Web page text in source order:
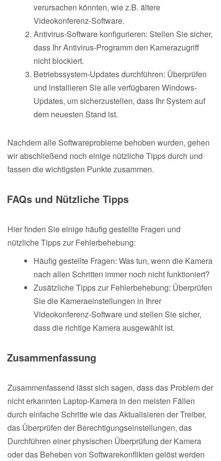
verursachen könnten, wie z.B. ältere
Videokonferenz-Software.
Antivirus-Software konfigurieren: Stellen Sie sicher,
dass Ihr Antivirus-Programm den Kamerazugriff
nicht blockiert.
Betriebssystem-Updates durchführen: Überprüfen
und installieren Sie alle verfügbaren Windows-
Updates, um sicherzustellen, dass Ihr System auf
dem neuesten Stand ist.
Nachdem alle Softwareprobleme behoben wurden, gehen
wir abschließend noch einige nützliche Tipps durch und
fassen die wichtigsten Punkte zusammen.
FAQs und Nützliche Tipps
Hier finden Sie einige häufig gestellte Fragen und
nützliche Tipps zur Fehlerbehebung:
Häufig gestellte Fragen: Was tun, wenn die Kamera
nach allen Schritten immer noch nicht funktioniert?
Zusätzliche Tipps zur Fehlerbehebung: Überprüfen
Sie die Kameraeinstellungen in Ihrer
Videokonferenz-Software und stellen Sie sicher,
dass die richtige Kamera ausgewählt ist.
Zusammenfassung
Zusammenfassend lässt sich sagen, dass das Problem der
nicht erkannten Laptop-Kamera in den meisten Fällen
durch einfache Schritte wie das Aktualisieren der Treiber,
das Überprüfen der Berechtigungseinstellungen, das
Durchführen einer physischen Überprüfung der Kamera
oder das Beheben von Softwarekonflikten gelöst werden